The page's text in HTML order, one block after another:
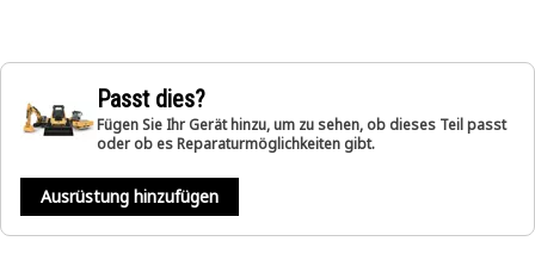
Passt dies?
Fügen Sie Ihr Gerät hinzu, um zu sehen, ob dieses Teil passt
oder ob es Reparaturmöglichkeiten gibt.
Ausrüstung hinzufügen